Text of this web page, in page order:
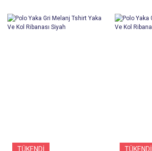
TÜKENDİ TÜKENDİ